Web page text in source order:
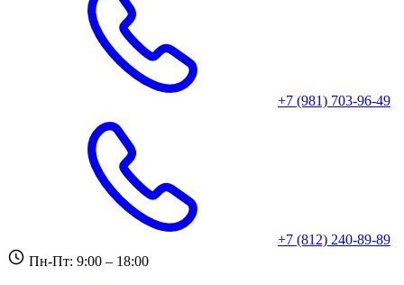
+7 (981) 703-96-49
+7 (812) 240-89-89
Пн-Пт: 9:00 – 18:00